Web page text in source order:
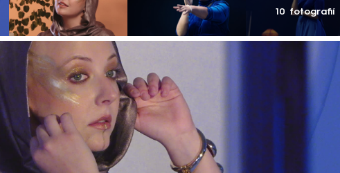
10 fotografií
než na sebe, popsal charakter zesnulé Aničky
kněz Jiří Veith. Zpěvačka ho poprosila o
které proběhlo v pátek, tedy dva dny před tím,
který Aničku i křtil na Annu Julii, u jejího lůžka